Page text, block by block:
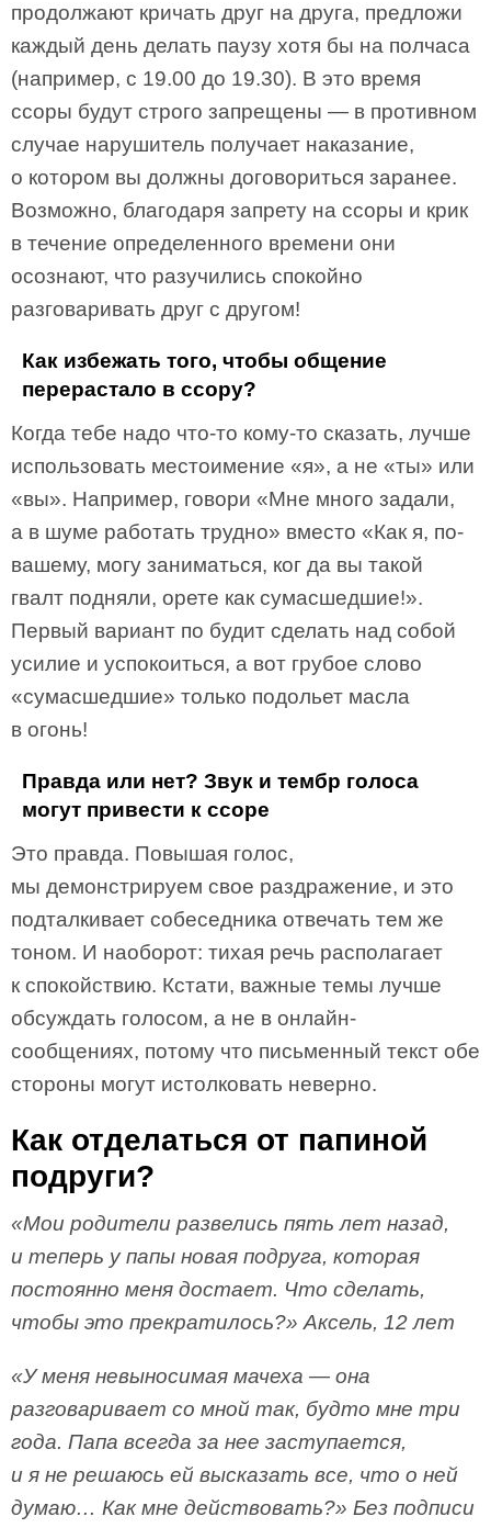
продолжают кричать друг на друга, предложи
каждый день делать паузу хотя бы на полчаса
(например, с 19.00 до 19.30). В это время
ссоры будут строго запрещены — в противном
случае нарушитель получает наказание,
о котором вы должны договориться заранее.
Возможно, благодаря запрету на ссоры и крик
в течение определенного времени они
осознают, что разучились спокойно
разговаривать друг с другом!
Как избежать того, чтобы общение
перерастало в ссору?
Когда тебе надо что-­то кому-­то сказать, лучше
использовать местоимение «я», а не «ты» или
«вы». Например, говори «Мне много задали,
а в шуме работать трудно» вместо «Как я, по-
вашему, могу заниматься, ког­ да вы такой
гвалт подняли, орете как сумасшедшие!».
Первый вариант по­ будит сделать над собой
усилие и успокоиться, а вот грубое слово
«сумасшедшие» только подольет масла
в огонь!
Правда или нет? Звук и тембр голоса
могут привести к ссоре
Это правда. Повышая голос,
мы демонстрируем свое раздражение, и это
подталкивает собеседника отвечать тем же
тоном. И наоборот: тихая речь располагает
к спокойствию. Кстати, важные темы лучше
обсуждать голосом, а не в онлайн­
сообщениях, потому что письменный текст обе
стороны могут истолковать неверно.
Как отделаться от папиной
подруги?
«Мои родители развелись пять лет назад,
и теперь у папы новая подруга, которая
постоянно меня достает. Что сделать,
чтобы это прекратилось?» Аксель, 12 лет
«У меня невыносимая мачеха — она
разговаривает со мной так, будто мне три
года. Папа всегда за нее заступается,
и я не решаюсь ей высказать все, что о ней
думаю… Как мне действовать?» Без подписи